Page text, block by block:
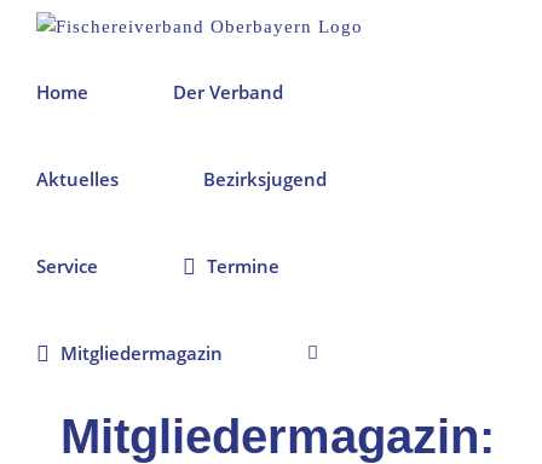
Zum
Home Der Verband
Aktuelles Bezirksjugend
Service Termine
Mitgliedermagazin
Mitgliedermagazin: